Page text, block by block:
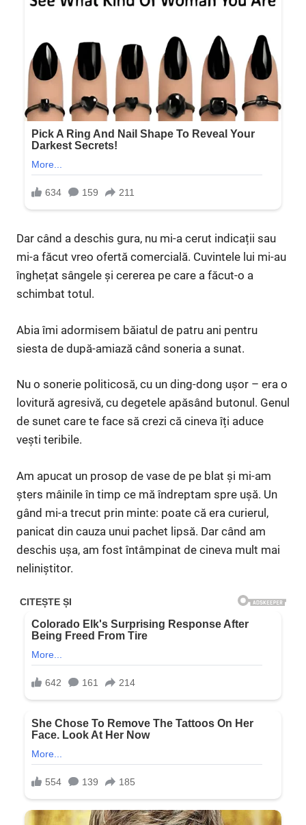
Dar când a deschis gura, nu mi-a cerut indicații sau
mi-a făcut vreo ofertă comercială. Cuvintele lui mi-au
înghețat sângele și cererea pe care a făcut-o a
schimbat totul.
Abia îmi adormisem băiatul de patru ani pentru
siesta de după-amiază când soneria a sunat.
Nu o sonerie politicosă, cu un ding-dong ușor – era o
lovitură agresivă, cu degetele apăsând butonul. Genul
de sunet care te face să crezi că cineva îți aduce
vești teribile.
Am apucat un prosop de vase de pe blat și mi-am
șters mâinile în timp ce mă îndreptam spre ușă. Un
gând mi-a trecut prin minte: poate că era curierul,
panicat din cauza unui pachet lipsă. Dar când am
deschis ușa, am fost întâmpinat de cineva mult mai
neliniștitor.